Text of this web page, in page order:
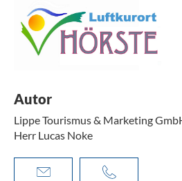
Autor
Lippe Tourismus & Marketing
Herr Lucas Noke